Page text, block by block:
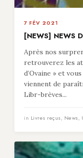
7 FÉV 2021
[NEWS] NEWS
Après nos
retrouverez les
d’Ovaine » et
viennent de
Libr-brèves...
in Livres reçus, News,